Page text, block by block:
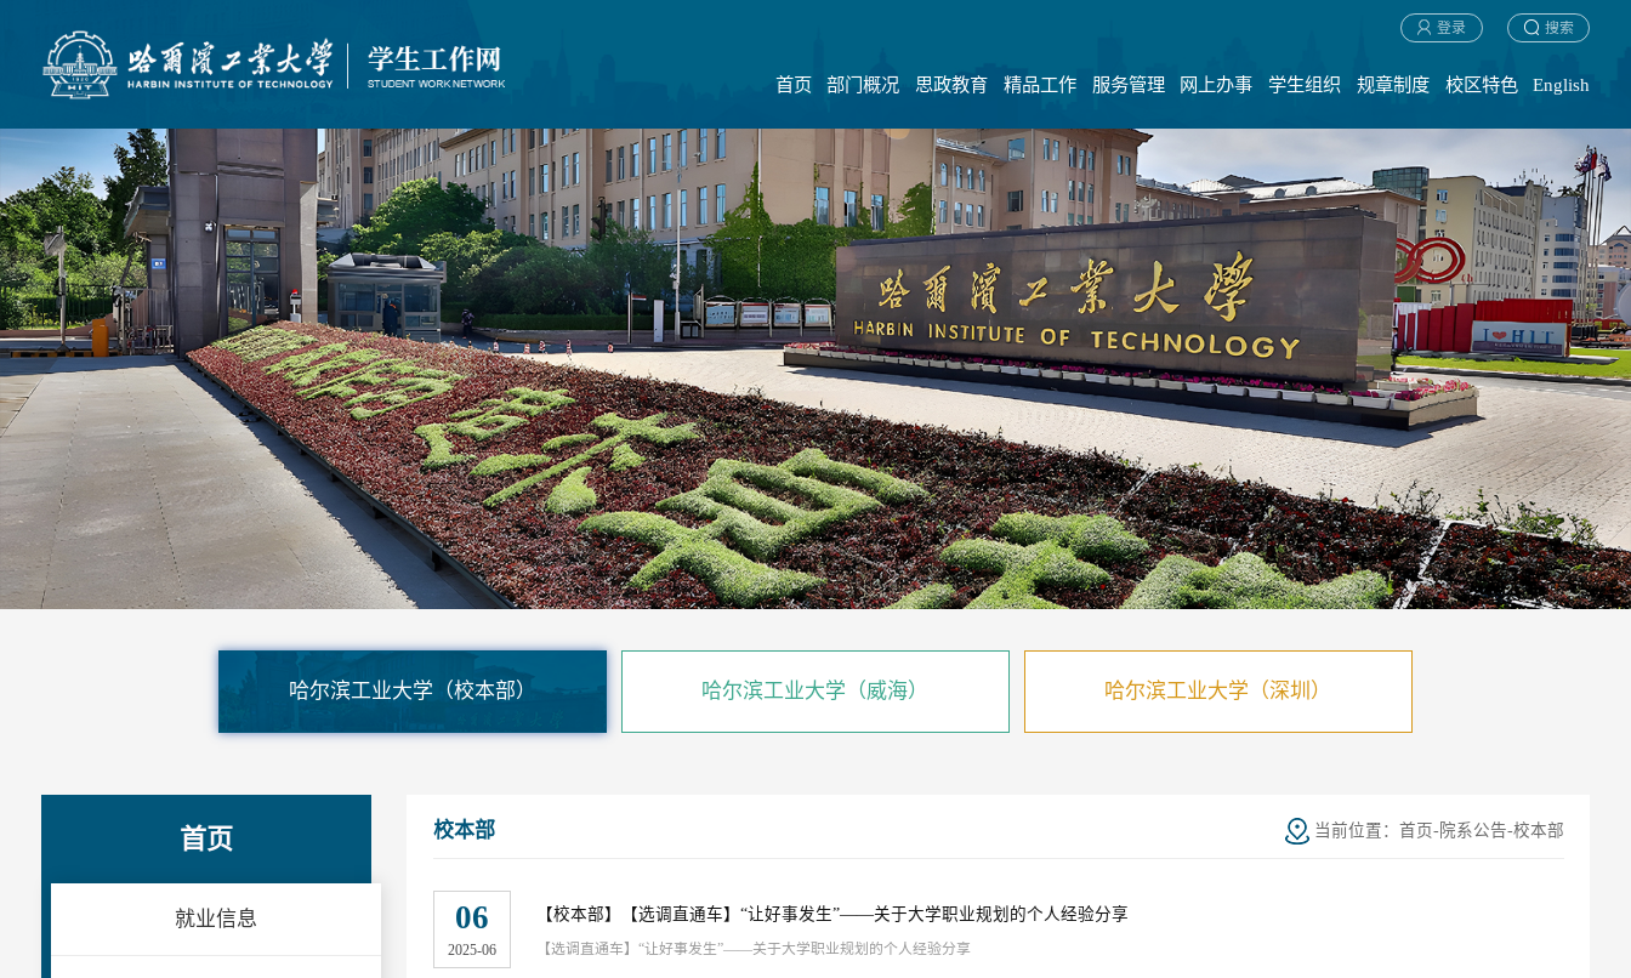
登录 搜索
首页 部门概况 思政教育 精品工作 服务管理 网上办事 学生组织 规章制度 校区特色 English
哈尔滨工业大学（校本部） 哈尔滨工业大学（威海） 哈尔滨工业大学（深圳）
首页
就业信息
校本部 当前位置：首页-院系公告-校本部
06
2025-06
【校本部】 【选调直通车】“让好事发生”——关于大学职业规划的个人经验分享
【选调直通车】“让好事发生”——关于大学职业规划的个人经验分享